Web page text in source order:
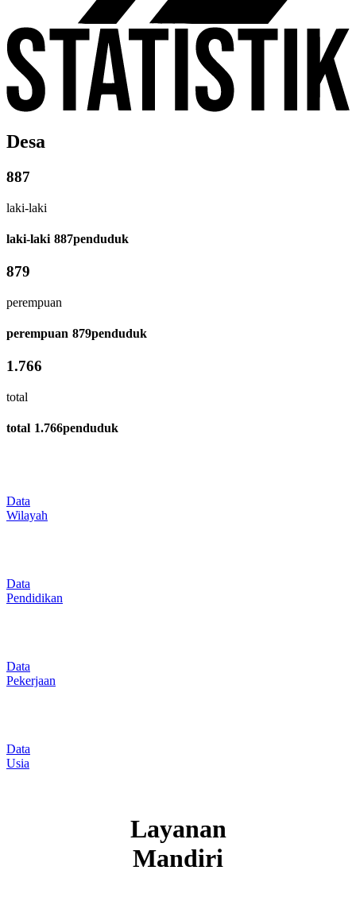
Desa
887
laki-laki
laki-laki 887penduduk
879
perempuan
perempuan 879penduduk
1.766
total
total 1.766penduduk
Data
Wilayah
Data
Pendidikan
Data
Pekerjaan
Data
Usia
Layanan
Mandiri